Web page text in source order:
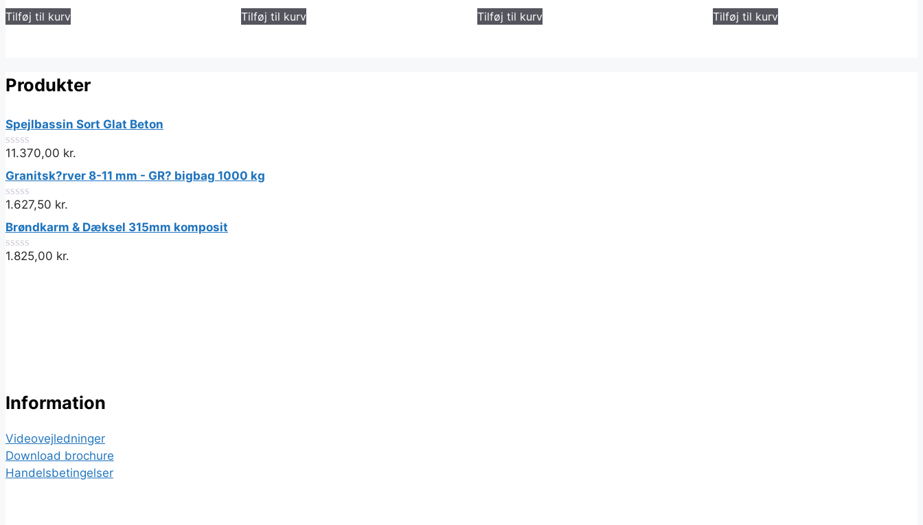
Tilføj til kurv Tilføj til kurv Tilføj til kurv Tilføj til kurv
Produkter
Spejlbassin Sort Glat Beton
0
ud
af
5
11.370,00 kr.
Granitsk?rver 8-11 mm - GR? bigbag 1000 kg
0
ud
af
5
1.627,50 kr.
Brøndkarm & Dæksel 315mm komposit
0
1.825,00 kr.
Information
Videovejledninger
Download brochure
Handelsbetingelser